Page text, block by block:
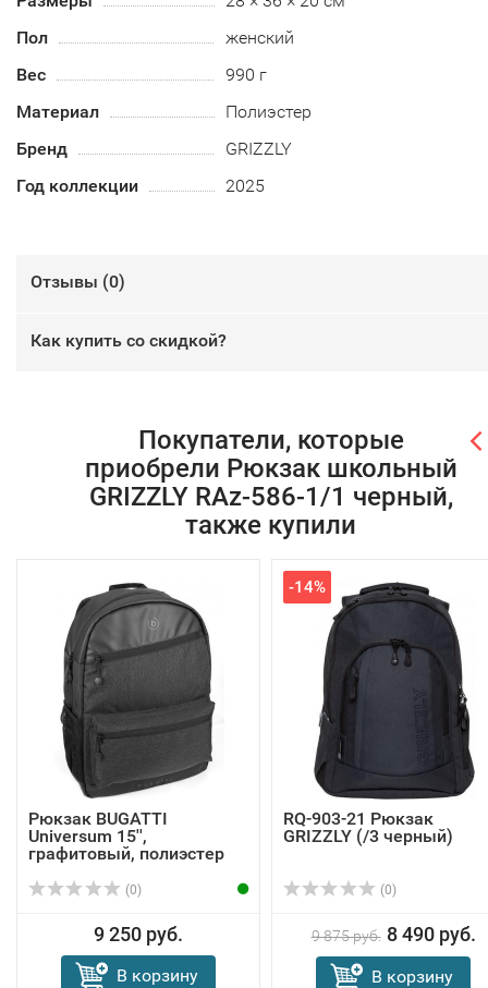
Пол
женский
Вес
990 г
Материал
Полиэстер
Бренд
GRIZZLY
Год коллекции
2025
Отзывы (0)
Как купить со скидкой?
Покупатели, которые
приобрели Рюкзак школьный
GRIZZLY RAz-586-1/1 черный,
также купили
Рюкзак BUGATTI
Universum 15'',
графитовый, полиэстер
(0)
9 250 руб.
В корзину
-14%
RQ-903-21 Рюкзак
GRIZZLY (/3 черный)
(0)
9 875 руб. 8 490 руб.
В корзину